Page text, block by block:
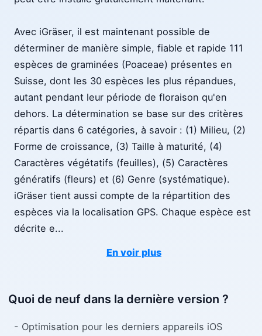
Avec iGräser, il est maintenant possible de
déterminer de manière simple, fiable et rapide 111
espèces de graminées (Poaceae) présentes en
Suisse, dont les 30 espèces les plus répandues,
autant pendant leur période de floraison qu'en
dehors. La détermination se base sur des critères
répartis dans 6 catégories, à savoir : (1) Milieu, (2)
Forme de croissance, (3) Taille à maturité, (4)
Caractères végétatifs (feuilles), (5) Caractères
génératifs (fleurs) et (6) Genre (systématique).
iGräser tient aussi compte de la répartition des
espèces via la localisation GPS. Chaque espèce est
décrite e...
En voir plus
Quoi de neuf dans la dernière version ?
- Optimisation pour les derniers appareils iOS